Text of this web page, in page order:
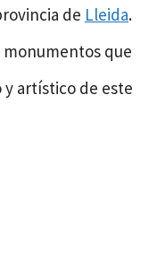
de Lleida.
que
artístico de este